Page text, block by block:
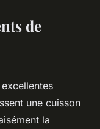
de
une cuisson
la